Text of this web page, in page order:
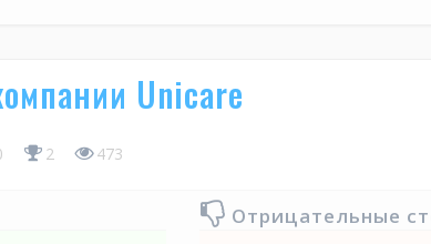
Unicare
2 473
Отрицательные